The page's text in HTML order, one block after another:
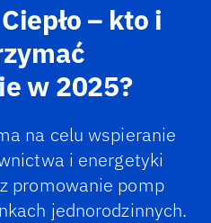
– kto i
w 2025?
na celu wspieranie
i energetyki
promowanie pomp
jednorodzinnych.